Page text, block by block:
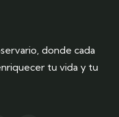
donde cada
tu vida y tu